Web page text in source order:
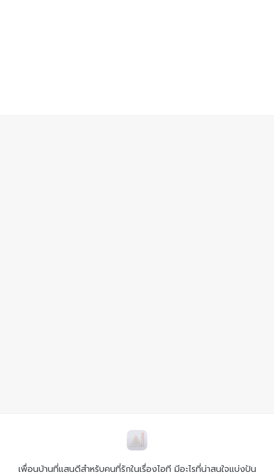
เพื่อนบ้านที่แสนดีสำหรับคนที่รักในเรื่องไอที มีอะไรที่น่าสนใจแบ่งปัน